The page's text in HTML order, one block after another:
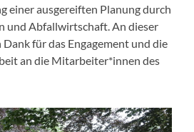
einer ausgereiften Planung durch
und Abfallwirtschaft. An dieser
Dank für das Engagement und die
an die Mitarbeiter*innen des